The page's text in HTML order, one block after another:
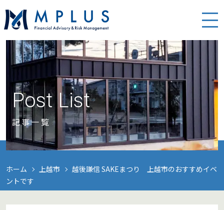
Post List
記事一覧
ホーム 上越市
越後謙信 SAKEまつり 上越市のおすすめイベ
ントです